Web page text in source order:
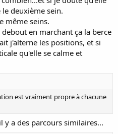
deuxième sein.
même seins.
en marchant ça la berce
j'alterne les positions, et si
qu'elle se calme et
est vraiment propre à chacune
y a des parcours similaires...